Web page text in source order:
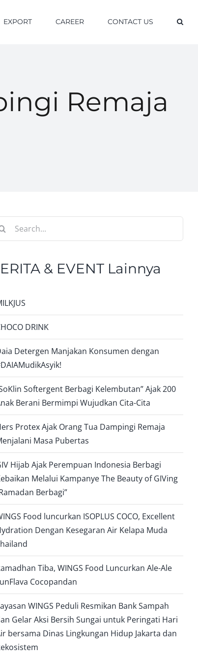
EXPORT CAREER CONTACT US
Remaja
& EVENT Lainnya
DRINK
Detergen Manjakan Konsumen dengan
Softergent Berbagi Kelembutan” Ajak 200
Berani Bermimpi Wujudkan Cita-Cita
Protex Ajak Orang Tua Dampingi Remaja
Masa Pubertas
Hijab Ajak Perempuan Indonesia Berbagi
Melalui Kampanye The Beauty of GIVing
Berbagi”
Food luncurkan ISOPLUS COCO, Excellent
Dengan Kesegaran Air Kelapa Muda
Tiba, WINGS Food Luncurkan Ale-Ale
Cocopandan
WINGS Peduli Resmikan Bank Sampah
Gelar Aksi Bersih Sungai untuk Peringati Hari
bersama Dinas Lingkungan Hidup Jakarta dan